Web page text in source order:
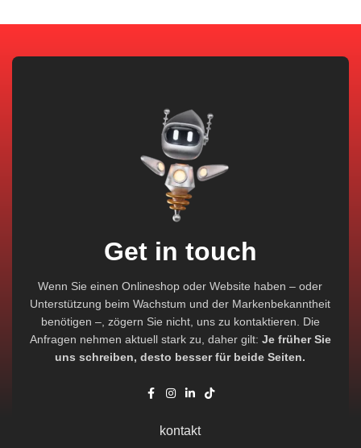
Get in touch
Wenn Sie einen Onlineshop oder Website haben – oder
Unterstützung beim Wachstum und der Markenbekanntheit
benötigen –, zögern Sie nicht, uns zu kontaktieren. Die
Anfragen nehmen aktuell stark zu, daher gilt: Je früher Sie
uns schreiben, desto besser für beide Seiten.
kontakt